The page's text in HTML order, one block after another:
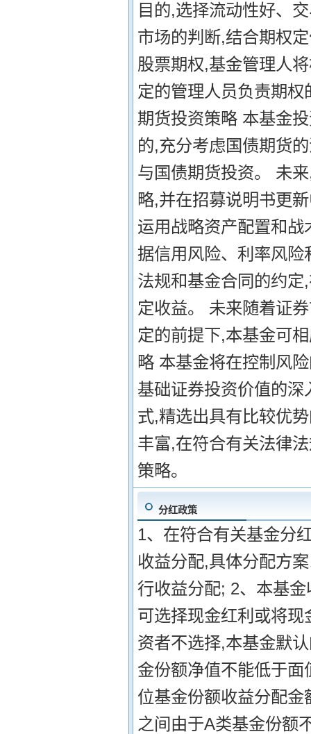
目的,选择流动性好、
市场的判断,结合期权
股票期权,基金管理人
定的管理人员负责期
期货投资策略 本基金
的,充分考虑国债期货
与国债期货投资。 未
略,并在招募说明书更
运用战略资产配置和
据信用风险、利率风
法规和基金合同的约
定收益。 未来随着证
定的前提下,本基金可
略 本基金将在控制风
基础证券投资价值的
式,精选出具有比较优
丰富,在符合有关法律
策略。
分红政策
1、在符合有关基金分
收益分配,具体分配方
行收益分配; 2、本基
可选择现金红利或将
资者不选择,本基金默
金份额净值不能低于
位基金份额收益分配
之间由于A类基金份额